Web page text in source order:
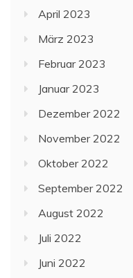
April 2023
März 2023
Februar 2023
Januar 2023
Dezember 2022
November 2022
Oktober 2022
September 2022
August 2022
Juli 2022
Juni 2022